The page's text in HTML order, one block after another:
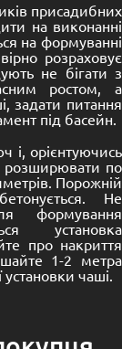
присадибних
на виконанні
на формуванні
розраховує
не бігати з
ростом, а
задати питання
під басейн.
і, орієнтуючись
розширювати по
Порожній
Не
формування
установка
пронакриття
1-2 метра
чаші.